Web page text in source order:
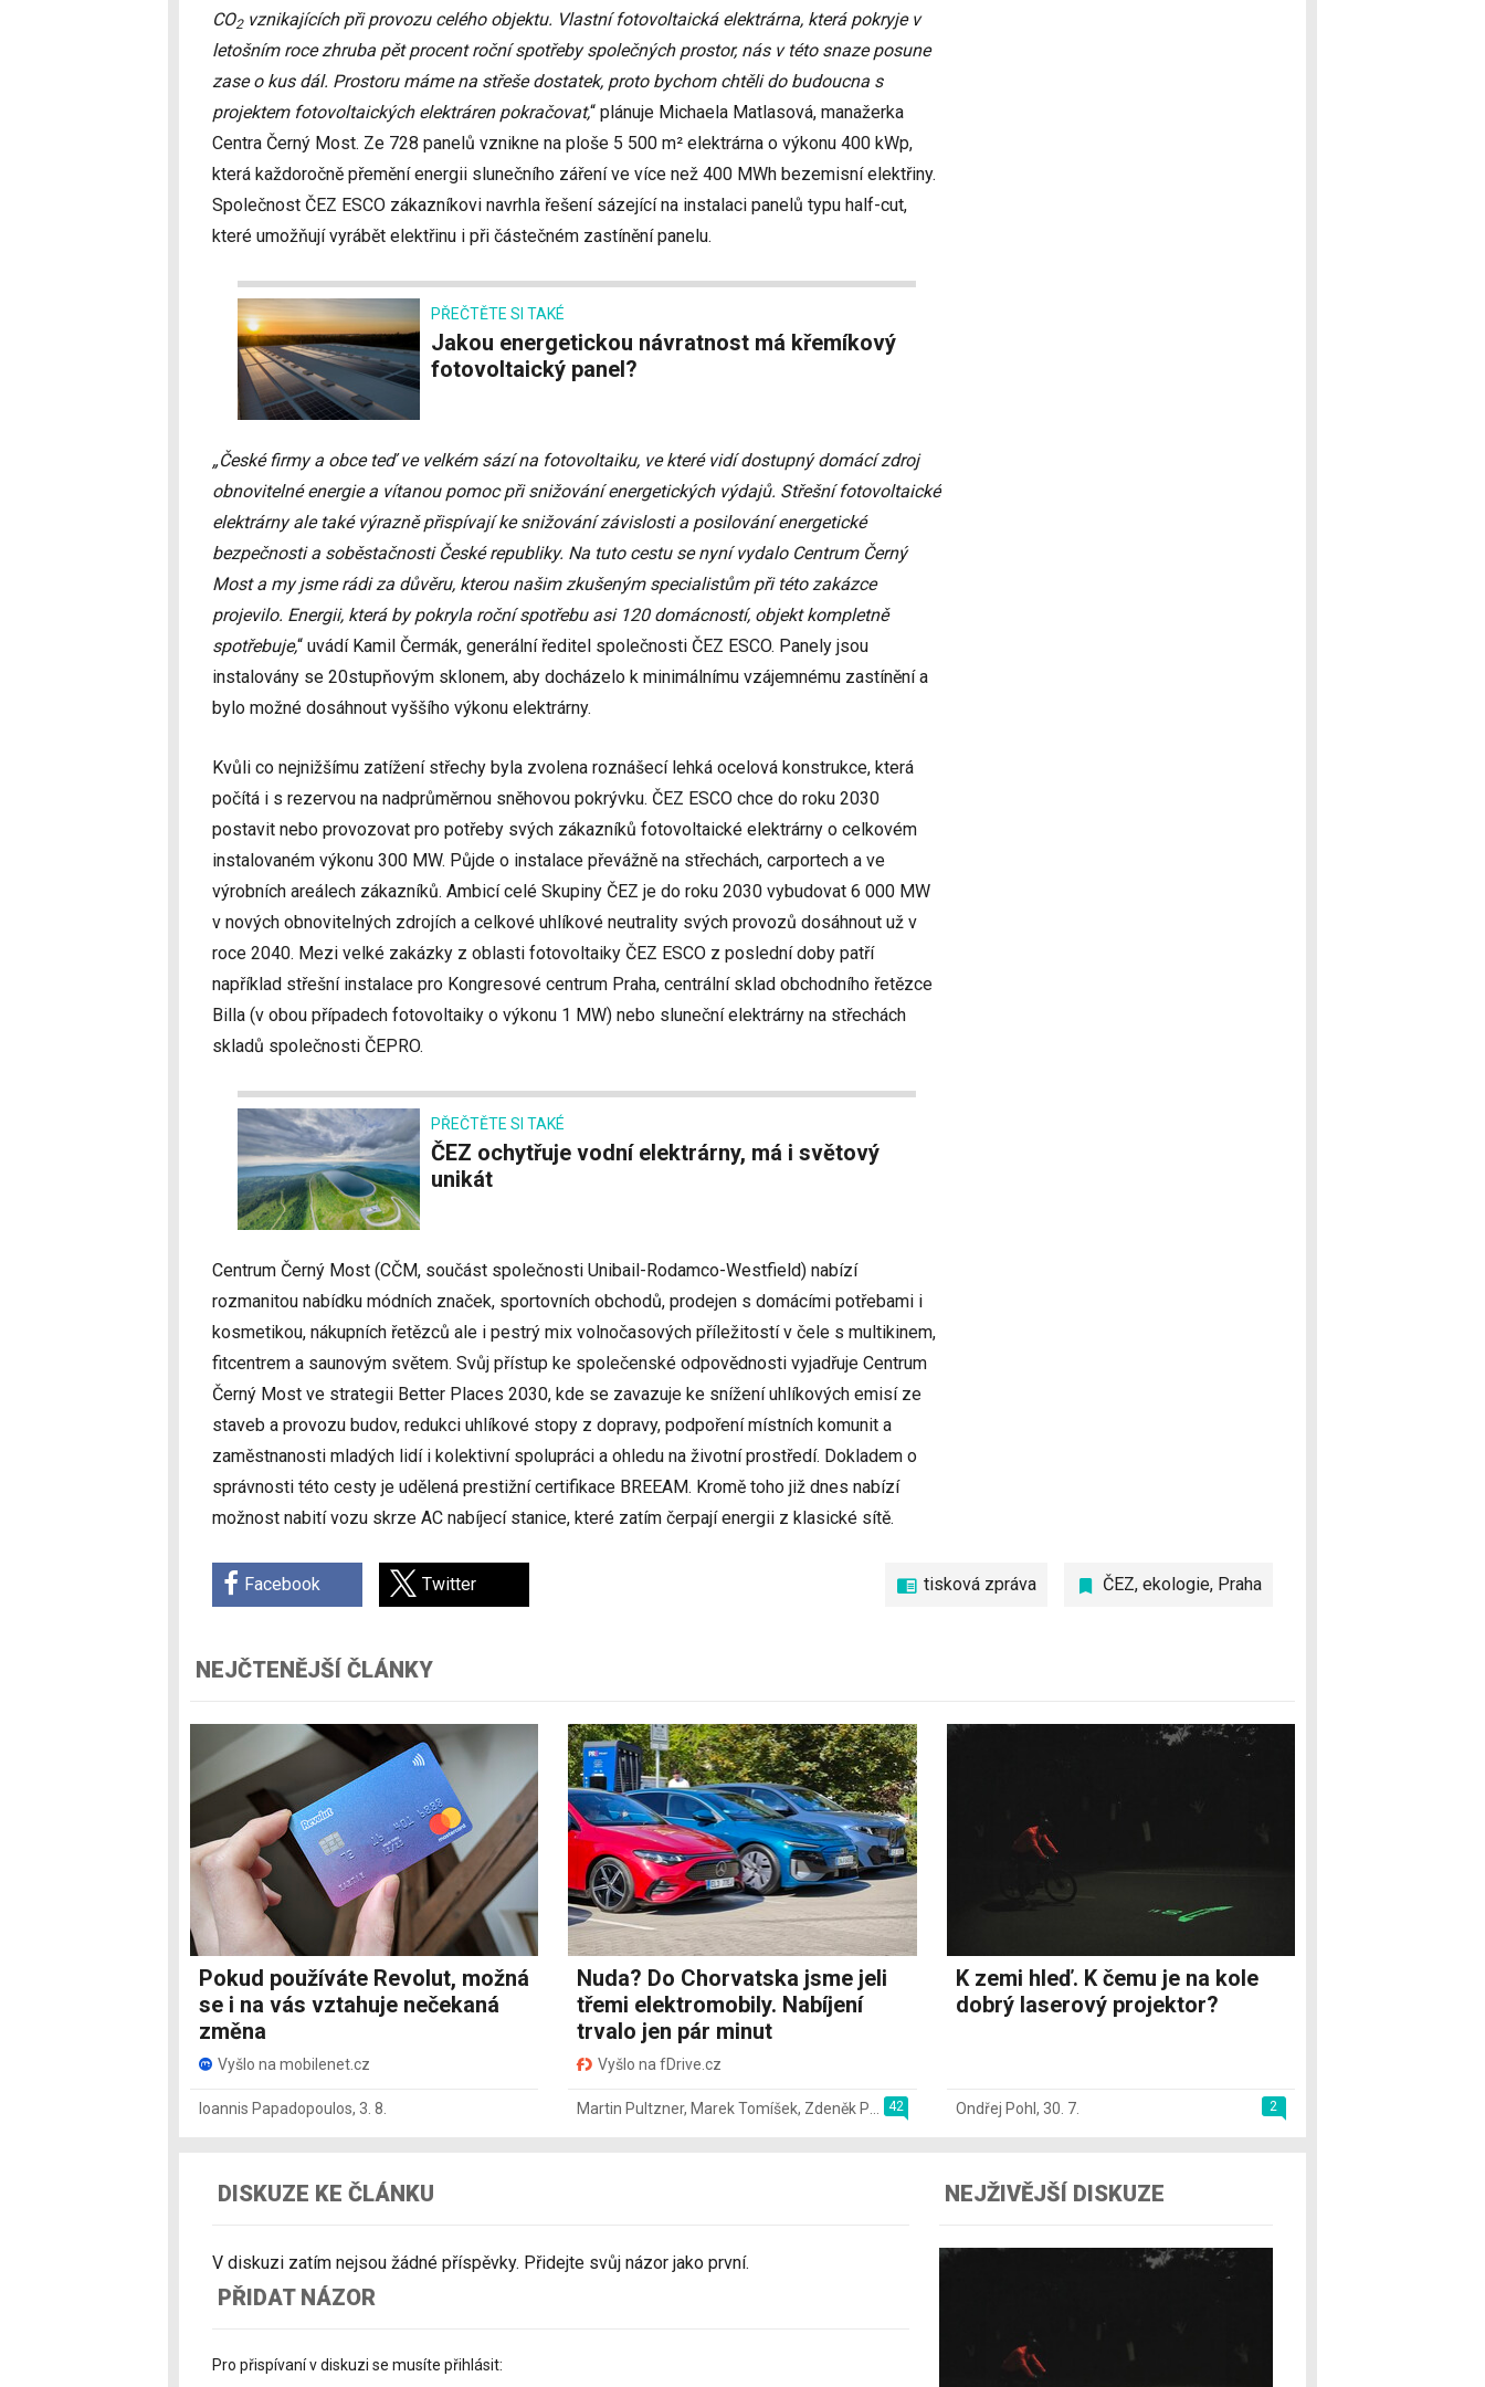
CO2vznikajících při provozu celého objektu. Vlastní fotovoltaická elektrárna, která pokryje v
letošním roce zhruba pět procent roční spotřeby společných prostor, nás v této snaze posune
zase o kus dál. Prostoru máme na střeše dostatek, proto bychom chtěli do budoucna s
projektem fotovoltaických elektráren pokračovat,“ plánuje Michaela Matlasová, manažerka
Centra Černý Most. Ze 728 panelů vznikne na ploše 5 500 m² elektrárna o výkonu 400 kWp,
která každoročně přemění energii slunečního záření ve více než 400 MWh bezemisní elektřiny.
Společnost ČEZ ESCO zákazníkovi navrhla řešení sázející na instalaci panelů typu half-cut,
které umožňují vyrábět elektřinu i při částečném zastínění panelu.
PŘEČTĚTE SI TAKÉ
Jakou energetickou návratnost má křemíkový
fotovoltaický panel?
„České firmy a obce teď ve velkém sází na fotovoltaiku, ve které vidí dostupný domácí zdroj
obnovitelné energie a vítanou pomoc při snižování energetických výdajů. Střešní fotovoltaické
elektrárny ale také výrazně přispívají ke snižování závislosti a posilování energetické
bezpečnosti a soběstačnosti České republiky. Na tuto cestu se nyní vydalo Centrum Černý
Most a my jsme rádi za důvěru, kterou našim zkušeným specialistům při této zakázce
projevilo. Energii, která by pokryla roční spotřebu asi 120 domácností, objekt kompletně
spotřebuje,“ uvádí Kamil Čermák, generální ředitel společnosti ČEZ ESCO. Panely jsou
instalovány se 20stupňovým sklonem, aby docházelo k minimálnímu vzájemnému zastínění a
bylo možné dosáhnout vyššího výkonu elektrárny.
Kvůli co nejnižšímu zatížení střechy byla zvolena roznášecí lehká ocelová konstrukce, která
počítá i s rezervou na nadprůměrnou sněhovou pokrývku. ČEZ ESCO chce do roku 2030
postavit nebo provozovat pro potřeby svých zákazníků fotovoltaické elektrárny o celkovém
instalovaném výkonu 300 MW. Půjde o instalace převážně na střechách, carportech a ve
výrobních areálech zákazníků. Ambicí celé Skupiny ČEZ je do roku 2030 vybudovat 6 000 MW
v nových obnovitelných zdrojích a celkové uhlíkové neutrality svých provozů dosáhnout už v
roce 2040. Mezi velké zakázky z oblasti fotovoltaiky ČEZ ESCO z poslední doby patří
například střešní instalace pro Kongresové centrum Praha, centrální sklad obchodního řetězce
Billa (v obou případech fotovoltaiky o výkonu 1 MW) nebo sluneční elektrárny na střechách
skladů společnosti ČEPRO.
PŘEČTĚTE SI TAKÉ
ČEZ ochytřuje vodní elektrárny, má i světový
unikát
Centrum Černý Most (CČM, součást společnosti Unibail-Rodamco-Westfield) nabízí
rozmanitou nabídku módních značek, sportovních obchodů, prodejen s domácími potřebami i
kosmetikou, nákupních řetězců ale i pestrý mix volnočasových příležitostí v čele s multikinem,
fitcentrem a saunovým světem. Svůj přístup ke společenské odpovědnosti vyjadřuje Centrum
Černý Most ve strategii Better Places 2030, kde se zavazuje ke snížení uhlíkových emisí ze
staveb a provozu budov, redukci uhlíkové stopy z dopravy, podpoření místních komunit a
zaměstnanosti mladých lidí i kolektivní spolupráci a ohledu na životní prostředí. Dokladem o
správnosti této cesty je udělená prestižní certifikace BREEAM. Kromě toho již dnes nabízí
možnost nabití vozu skrze AC nabíjecí stanice, které zatím čerpají energii z klasické sítě.
tisková zpráva ČEZ, ekologie, Praha
Facebook Twitter
NEJČTENĚJŠÍ ČLÁNKY
Pokud používáte Revolut, možná
se i na vás vztahuje nečekaná
změna
Vyšlo na mobilenet.cz
Ioannis Papadopoulos, 3. 8.
Nuda? Do Chorvatska jsme jeli
třemi elektromobily. Nabíjení
trvalo jen pár minut
Vyšlo na fDrive.cz
42
Martin Pultzner, Marek Tomíšek, Zdeněk Pečený
K zemi hleď. K čemu je na kole
dobrý laserový projektor?
2
Ondřej Pohl , 30. 7.
DISKUZE KE ČLÁNKU
V diskuzi zatím nejsou žádné příspěvky. Přidejte svůj názor jako první.
PŘIDAT NÁZOR
Pro přispívaní v diskuzi se musíte přihlásit:
NEJŽIVĚJŠÍ DISKUZE